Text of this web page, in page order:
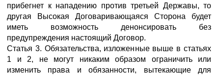
прибегнет к нападению против третьей Державы, то
другая Высокая Договаривающаяся Сторона будет
иметь возможность денонсировать без
предупреждения настоящий Договор.
Статья 3. Обязательства, изложенные выше в статьях
1 и 2, не могут никаким образом ограничить или
изменить права и обязанности, вытекающие для